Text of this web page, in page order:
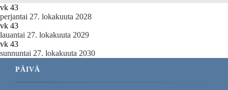
vk 43
perjantai 27. lokakuuta 2028
vk 43
lauantai 27. lokakuuta 2029
vk 43
sunnuntai 27. lokakuuta 2030
PÄIVÄ